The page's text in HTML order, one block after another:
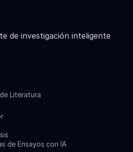
de investigación inteligente
Literatura
de Ensayos con IA